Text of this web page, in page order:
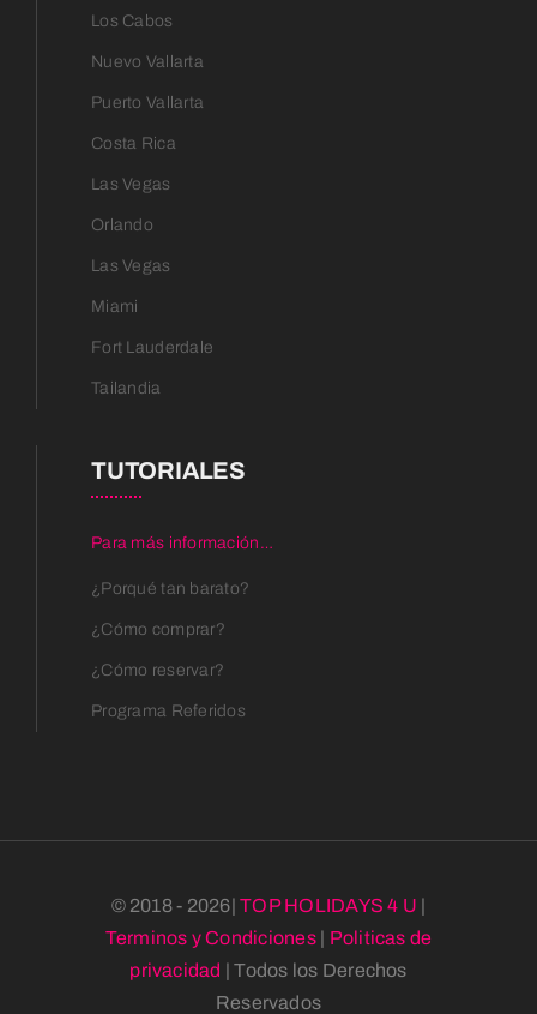
Los Cabos
Nuevo Vallarta
Puerto Vallarta
Costa Rica
Las Vegas
Orlando
Las Vegas
Miami
Fort Lauderdale
Tailandia
TUTORIALES
Para más información…
¿Porqué tan barato?
¿Cómo comprar?
¿Cómo reservar?
Programa Referidos
© 2018 - 2026|TOP HOLIDAYS 4 U |
Terminos y Condiciones| Politicas de
privacidad | Todos los Derechos
Reservados